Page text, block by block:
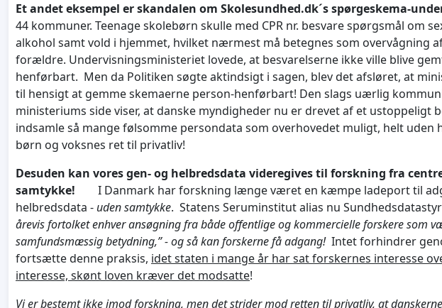
Et andet eksempel er skandalen om Skolesundhed.dk´s spørgeskema-
44 kommuner. Teenage skolebørn skulle med CPR nr. besvare spørgsmål om
alkohol samt vold i hjemmet, hvilket nærmest må betegnes som overvågning
forældre. Undervisningsministeriet lovede, at besvarelserne ikke ville blive
henførbart. Men da Politiken søgte aktindsigt i sagen, blev det afsløret, at
til hensigt at gemme skemaerne person-henførbart! Den slags uærlig
ministeriums side viser, at danske myndigheder nu er drevet af et ustoppeligt
indsamle så mange følsomme persondata som overhovedet muligt, helt uden
børn og voksnes ret til privatliv!
Desuden kan vores gen- og helbredsdata videregives til forskning fra
samtykke! I Danmark har forskning længe været en kæmpe ladeport til
helbredsdata - uden samtykke. Statens Seruminstitut alias nu
årevis fortolket enhver ansøgning fra både offentlige og kommercielle forskere som
samfundsmæssig betydning,” - og så kan forskerne få adgang! Intet forhindrer
fortsætte denne praksis, idet staten i mange år har sat forskernes interesse
interesse, skønt loven kræver det modsatte!
Vi er bestemt ikke imod forskning, men det strider mod retten til privatliv, at